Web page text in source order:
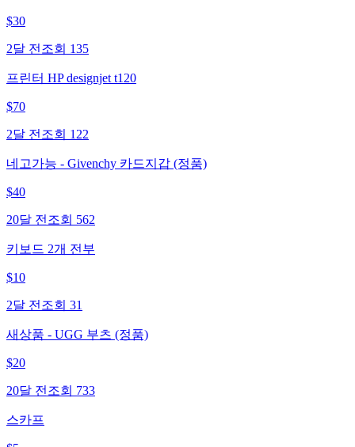
$30
2달 전 조회 135
프린터 HP designjet t120
$70
2달 전 조회 122
네고가능 - Givenchy 카드지갑 (정품)
$40
20달 전 조회 562
키보드 2개 전부
$10
2달 전 조회 31
새상품 - UGG 부츠 (정품)
$20
20달 전 조회 733
스카프